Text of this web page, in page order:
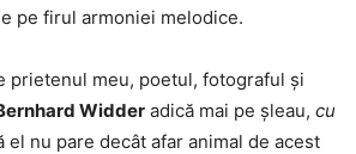
pe firul armoniei melodice.
prietenul meu, poetul, fotograful și
Widder adică mai pe șleau, cu
el nu pare decât afar animal de acest